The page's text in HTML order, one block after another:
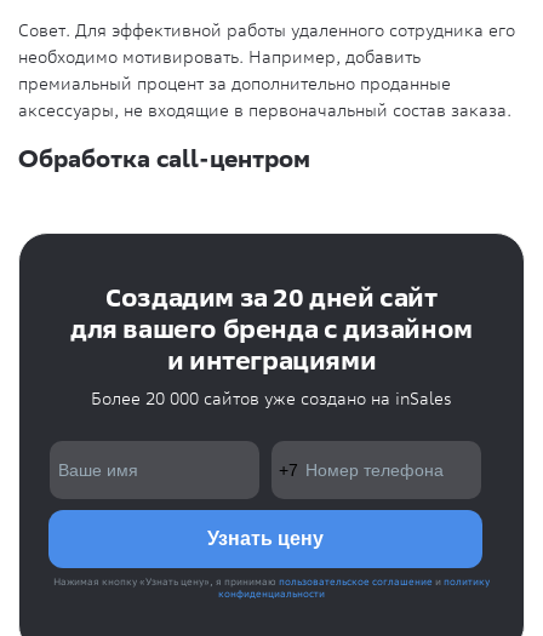
Совет. Для эффективной работы удаленного сотрудника его
необходимо мотивировать. Например, добавить
премиальный процент за дополнительно проданные
аксессуары, не входящие в первоначальный состав заказа.
Обработка call-центром
Создадим за 20 дней сайт
для вашего бренда с дизайном
и интеграциями
Более 20 000 сайтов уже создано на inSales
Нажимая кнопку «Узнать цену», я принимаю пользовательское соглашение и политику
конфиденциальности